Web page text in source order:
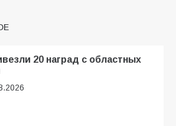
20 наград с областных